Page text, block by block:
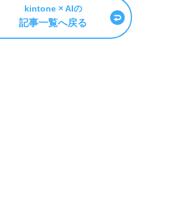
kintone × AIの
記事一覧へ戻る